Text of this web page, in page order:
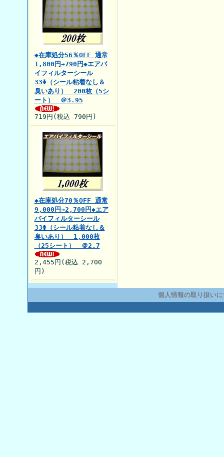
◆在庫処分56％OFF 通常
1,800円→790円◆エアバ
イフィルターシール
33Φ（シール粘着なし＆
臭いあり） 200枚（5シ
ート） ＠3.95
719円(税込 790円)
◆在庫処分70％OFF 通常
9,000円→2,700円◆エア
バイフィルターシール
33Φ（シール粘着なし＆
臭いあり） 1,000枚
（25シート） ＠2.7
2,455円(税込 2,700
円)
個人情報の取り扱い